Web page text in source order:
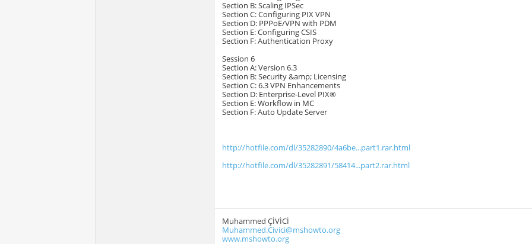
Section B: Scaling IPSec
Section C: Configuring PIX VPN
Section D: PPPoE/VPN with PDM
Section E: Configuring CSIS
Section F: Authentication Proxy
Session 6
Section A: Version 6.3
Section B: Security &amp; Licensing
Section C: 6.3 VPN Enhancements
Section D: Enterprise-Level PIX®
Section E: Workflow in MC
Section F: Auto Update Server
http://hotfile.com/dl/35282890/4a6be...part1.rar.html
http://hotfile.com/dl/35282891/58414...part2.rar.html
Muhammed ÇİVİCİ
Muhammed.Civici@mshowto.org
www.mshowto.org